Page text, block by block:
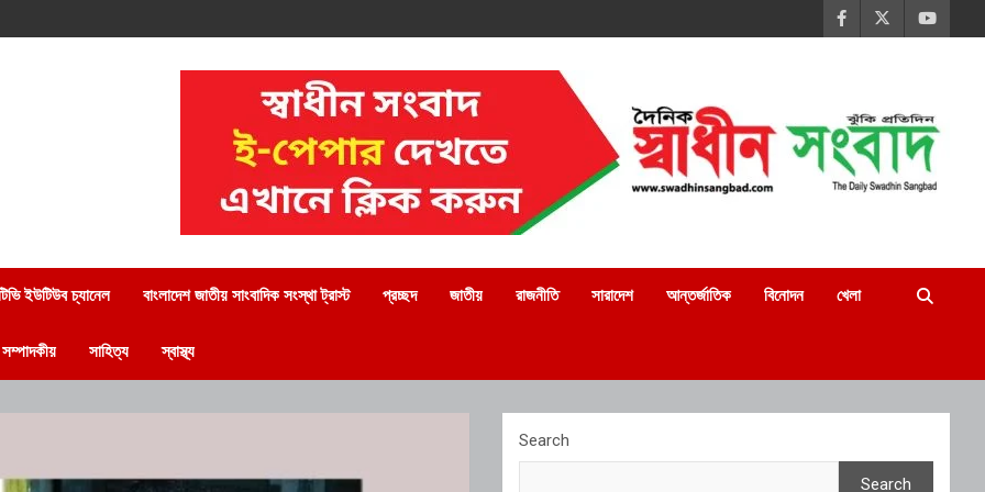
ইউটিউব চ্যানেল বাংলাদেশ জাতীয় সাংবাদিক সংস্থা ট্রাস্ট প্রচ্ছদ জাতীয় রাজনীতি সারাদেশ আন্তর্জাতিক বিনোদন খেলা
সম্পাদকীয় সাহিত্য স্বাস্থ্য
Search
Search